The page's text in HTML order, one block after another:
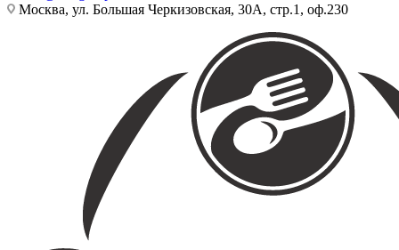
Москва, ул. Большая Черкизовская, 30А, стр.1, оф.230